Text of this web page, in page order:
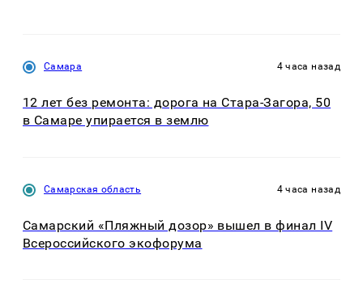
Самара 4 часа назад
12 лет без ремонта: дорога на Стара-Загора, 50
в Самаре упирается в землю
Самарская область 4 часа назад
Самарский «Пляжный дозор» вышел в финал IV
Всероссийского экофорума